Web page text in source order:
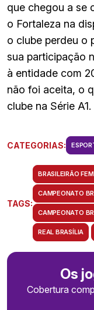
que chegou a se
o Fortaleza na
o clube perdeu o
sua participação
à entidade com
não foi aceita, o
clube na Série A1.
CATEGORIAS:
TAGS:
BRASILEIRÃO
CAMPEONATO
CAMPEONATO
REAL BRASÍLIA
Os
Cobertura